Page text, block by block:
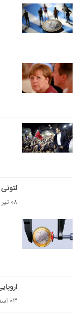
۰۸ تیر ۱۳۹۲
۰۳ اسفند ۱۳۹۱